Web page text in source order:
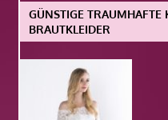
GÜNSTIGE TRAUMHAFTE
BRAUTKLEIDER